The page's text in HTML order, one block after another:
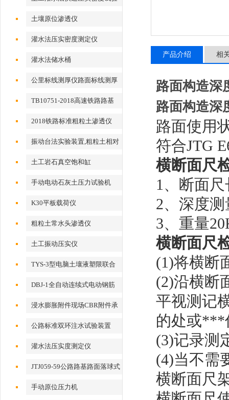
土壤原位渗透仪
灌水法压实密度测定仪
灌水法储水桶
公里标线测厚仪路面标线测厚
TB10751-2018高速铁路路基
工程2018标准粗粒土渗透仪
2018铁路标准粗粒土渗透仪
振动台法实验装置,粗粒土相对
密度试验仪
土工岩石真空饱和缸
手动电动石灰土压力试验机
K30平板载荷仪
粗粒土常水头渗透仪
土工振动压实仪
TYS-3型电脑土壤液塑限联合
DBJ-1全自动连续式电动钢筋
打点机
浸水膨胀附件现场CBR附件承
载比附件
公路标准双环注水试验装置
灌水法压实度测定仪
JTJ059-59公路路基路面落球式
回弹模量检测仪
手动原位压力机
产品介绍 相
路面构造深
路面构造深
路面使用
符合JTG
横断面尺
1、断面
2、深度测
3、重量
横断面尺
(1)将横断
(2)沿横断
平视测记
的处或***
(3)记录测
(4)当不需
横断面尺